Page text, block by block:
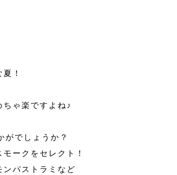
！
ゃ楽ですよね♪
でしょうか？
ークをセレクト！
パストラミなど